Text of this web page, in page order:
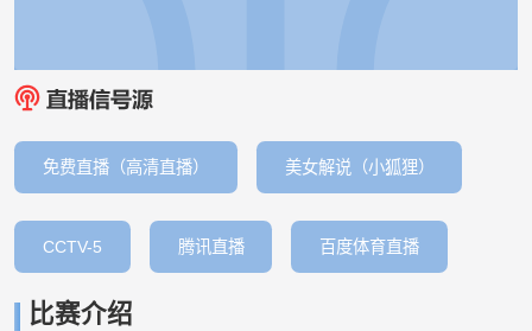
免费直播（高清直播） 美女解说（小狐狸）
CCTV-5 腾讯直播 百度体育直播
比赛介绍